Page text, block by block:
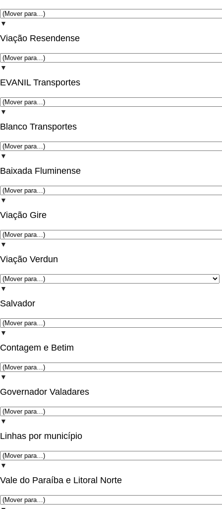
▼
Viação Resendense
▼
EVANIL Transportes
▼
Blanco Transportes
▼
Baixada Fluminense
▼
Viação Gire
▼
Viação Verdun
▼
Salvador
▼
Contagem e Betim
▼
Governador Valadares
▼
Linhas por município
▼
Vale do Paraíba e Litoral Norte